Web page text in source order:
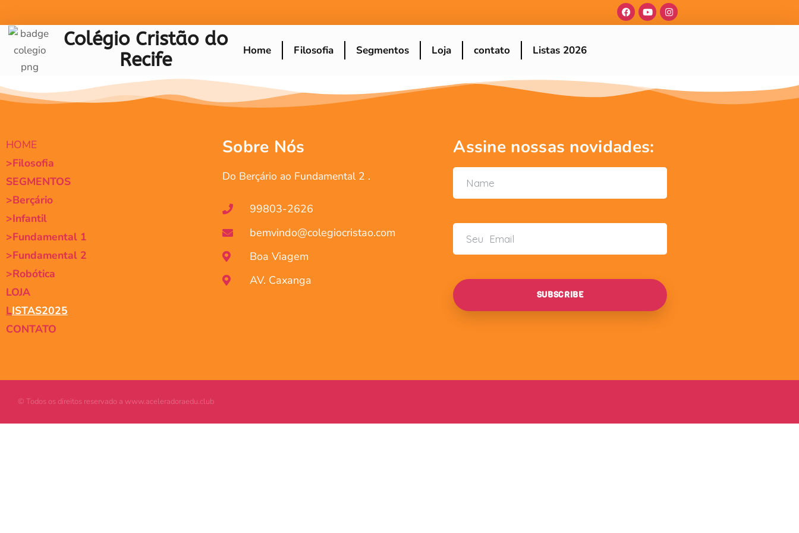
Colégio Cristão do
Recife
Home Filosofia Segmentos Loja contato Listas 2026
HOME
>Filosofia
SEGMENTOS
>Berçário
>Infantil
>Fundamental 1
>Fundamental 2
>Robótica
LOJA
LISTAS2025
CONTATO
Sobre Nós
Do Berçário ao Fundamental 2 .
99803-2626
bemvindo@colegiocristao.com
Boa Viagem
AV. Caxanga
Assine nossas novidades:
SUBSCRIBE
© Todos os direitos reservado a www.aceleradoraedu.club